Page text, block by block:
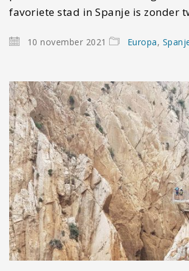
favoriete stad in Spanje is zonder
10 november 2021 Europa,